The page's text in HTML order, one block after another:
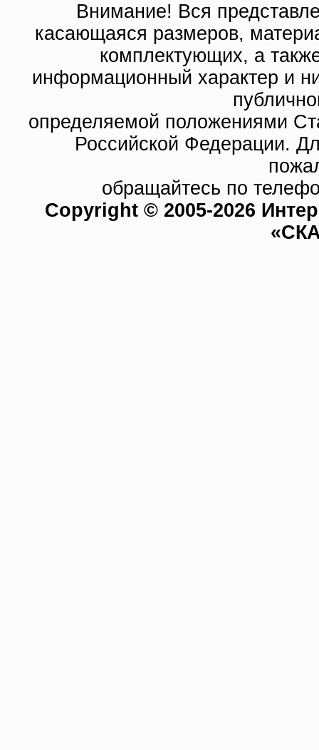
Внимание! Вся
касающаяся размеров,
комплектующих, а
информационный характер и
определяемой положениями
Российской Федерации.
обращайтесь по
Copyright © 2005-2026